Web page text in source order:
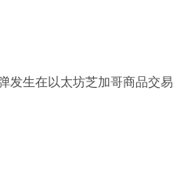
发生在以太坊芝加哥商品交易